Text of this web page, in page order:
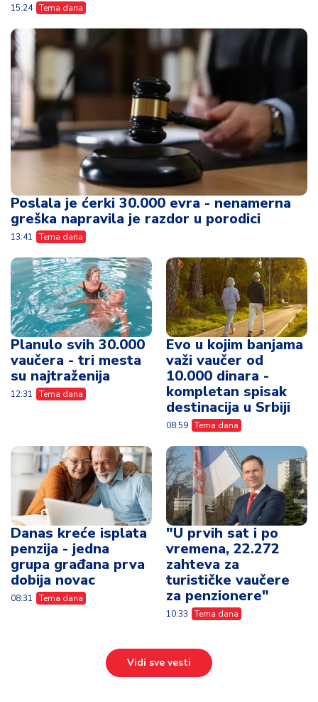
15:24 Tema dana
Poslala je ćerki 30.000 evra - nenamerna
greška napravila je razdor u porodici
13:41 Tema dana
Planulo svih 30.000
vaučera - tri mesta
su najtraženija
12:31 Tema dana
Evo u kojim banjama
važi vaučer od
10.000 dinara -
kompletan spisak
destinacija u Srbiji
08:59 Tema dana
Danas kreće isplata
penzija - jedna
grupa građana prva
dobija novac
08:31 Tema dana
"U prvih sat i po
vremena, 22.272
zahteva za
turističke vaučere
za penzionere"
10:33 Tema dana
Vidi sve vesti